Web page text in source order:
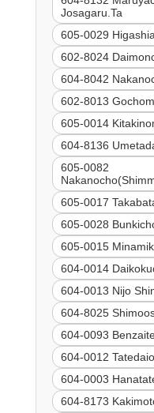
Josagaru.Ta
605-0029
602-8024
604-8042
602-8013
605-0014
604-8136
605-0082
605-0017
605-0028
605-0015
604-0014
604-0013 Nijo
604-8025
604-0093
604-0012
604-0003
604-8173